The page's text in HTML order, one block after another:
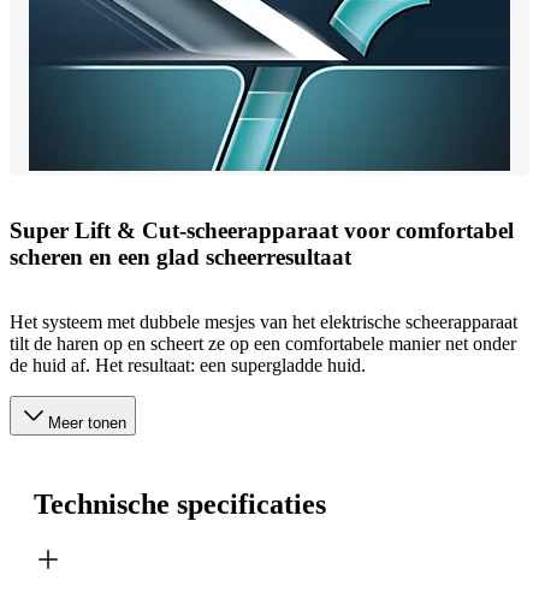
Super Lift & Cut-scheerapparaat voor comfortabel
scheren en een glad scheerresultaat
Het systeem met dubbele mesjes van het elektrische scheerapparaat
tilt de haren op en scheert ze op een comfortabele manier net onder
de huid af. Het resultaat: een supergladde huid.
Meer tonen
Technische specificaties